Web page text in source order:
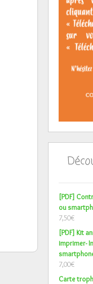
[PDF]
ou
7,50€
[PDF] Kit
imprimer-
7,00€
Carte